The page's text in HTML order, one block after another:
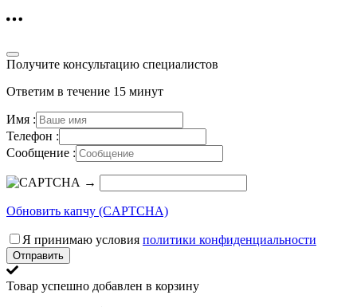
Получите консультацию специалистов
Ответим в течение 15 минут
Имя :
Телефон :
Сообщение :
→
Обновить капчу (CAPTCHA)
Я принимаю условия политики конфиденциальности
Отправить
Товар успешно добавлен в корзину